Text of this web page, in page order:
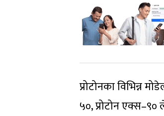
प्रोटोनका विभिन्न
५०, प्रोटोन